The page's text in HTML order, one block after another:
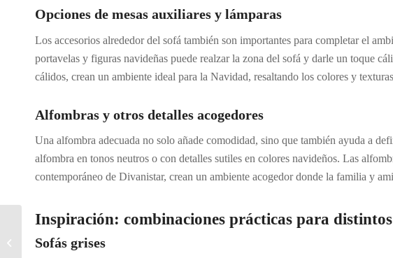
Opciones de mesas auxiliares y lámparas
Los accesorios alrededor del sofá también son importantes para completar el
portavelas y figuras navideñas puede realzar la zona del sofá y darle un toque
cálidos, crean un ambiente ideal para la Navidad, resaltando los colores y
Alfombras y otros detalles acogedores
Una alfombra adecuada no solo añade comodidad, sino que también ayuda a
alfombra en tonos neutros o con detalles sutiles en colores navideños. Las
contemporáneo de Divanistar, crean un ambiente acogedor donde la familia y
Inspiración: combinaciones prácticas para distintos
Sofás grises
Cómo elegir el sofá
perfecto para las
reuniones familiares en